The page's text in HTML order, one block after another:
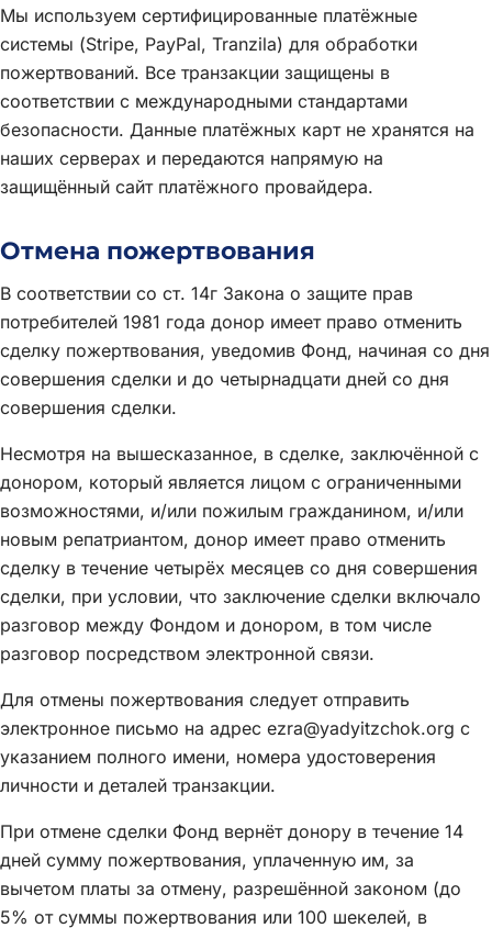
Мы используем сертифицированные платёжные
системы (Stripe, PayPal, Tranzila) для обработки
пожертвований. Все транзакции защищены в
соответствии с международными стандартами
безопасности. Данные платёжных карт не хранятся на
наших серверах и передаются напрямую на
защищённый сайт платёжного провайдера.
Отмена пожертвования
В соответствии со ст. 14г Закона о защите прав
потребителей 1981 года донор имеет право отменить
сделку пожертвования, уведомив Фонд, начиная со дня
совершения сделки и до четырнадцати дней со дня
совершения сделки.
Несмотря на вышесказанное, в сделке, заключённой с
донором, который является лицом с ограниченными
возможностями, и/или пожилым гражданином, и/или
новым репатриантом, донор имеет право отменить
сделку в течение четырёх месяцев со дня совершения
сделки, при условии, что заключение сделки включало
разговор между Фондом и донором, в том числе
разговор посредством электронной связи.
Для отмены пожертвования следует отправить
электронное письмо на адрес ezra@yadyitzchok.org с
указанием полного имени, номера удостоверения
личности и деталей транзакции.
При отмене сделки Фонд вернёт донору в течение 14
дней сумму пожертвования, уплаченную им, за
вычетом платы за отмену, разрешённой законом (до
5% от суммы пожертвования или 100 шекелей, в